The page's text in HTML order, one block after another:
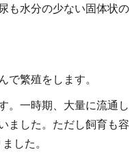
も水分の少ない固体状の
で繁殖をします。
。一時期、大量に流通し
ました。ただし飼育も容
した。